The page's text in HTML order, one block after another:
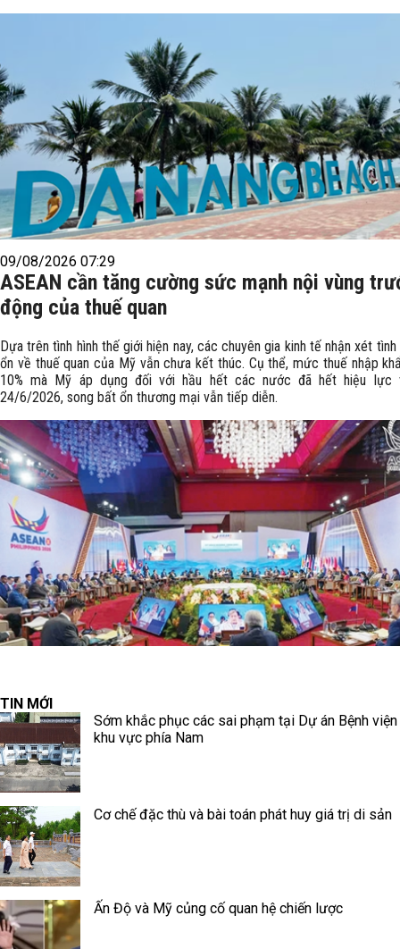
09/08/2026 07:29
ASEAN cần tăng cường sức mạnh nội vùng
động của thuế quan
Dựa trên tình hình thế giới hiện nay, các chuyên gia kinh tế nhận xét
ổn về thuế quan của Mỹ vẫn chưa kết thúc. Cụ thể, mức thuế nhập
10% mà Mỹ áp dụng đối với hầu hết các nước đã hết hiệu lực
24/6/2026, song bất ổn thương mại vẫn tiếp diễn.
TIN MỚI
Sớm khắc phục các sai phạm tại Dự án Bệnh
khu vực phía Nam
Cơ chế đặc thù và bài toán phát huy giá trị di sản
Ấn Độ và Mỹ củng cố quan hệ chiến lược